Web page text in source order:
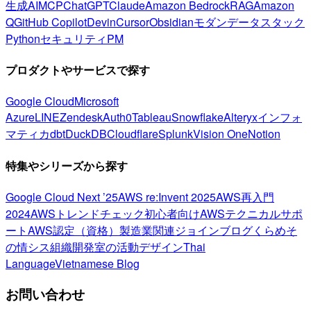
生成AIMCPChatGPTClaudeAmazon BedrockRAGAmazon
QGitHub CopilotDevinCursorObsidianモダンデータスタック
PythonセキュリティPM
プロダクトやサービスで探す
Google CloudMicrosoft
AzureLINEZendeskAuth0TableauSnowflakeAlteryxインフォ
マティカdbtDuckDBCloudflareSplunkVision OneNotion
特集やシリーズから探す
Google Cloud Next ’25AWS re:Invent 2025AWS再入門
2024AWSトレンドチェック初心者向けAWSテクニカルサポ
ートAWS認定（資格） 製造業関連ジョインブログくらめそ
の情シス組織開発室の活動デザインThai
LanguageVietnamese Blog
お問い合わせ